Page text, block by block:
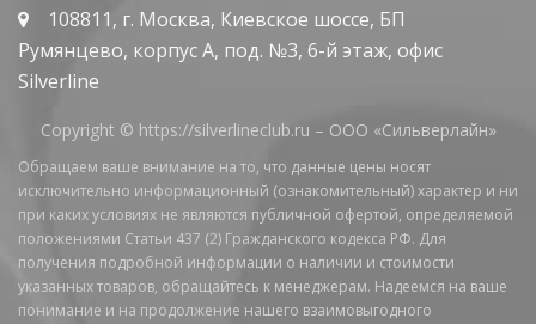
108811, г. Москва, Киевское шоссе, БП
Румянцево, корпус А, под. №3, 6-й этаж, офис
Silverline
Copyright © https://silverlineclub.ru – ООО «Сильверлайн»
Обращаем ваше внимание на то, что данные цены носят
исключительно информационный (ознакомительный) характер и ни
при каких условиях не являются публичной офертой, определяемой
положениями Статьи 437 (2) Гражданского кодекса РФ. Для
получения подробной информации о наличии и стоимости
указанных товаров, обращайтесь к менеджерам. Надеемся на ваше
понимание и на продолжение нашего взаимовыгодного